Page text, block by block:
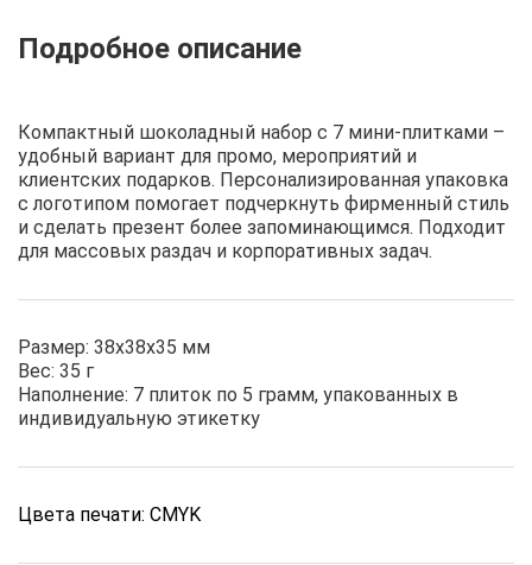
Описание Отзывы Рецепты
Компактный шоколадный набор с 7 мини-плитками –
удобный вариант для промо, мероприятий и
клиентских подарков. Персонализированная упаковка
с логотипом помогает подчеркнуть фирменный стиль
и сделать презент более запоминающимся. Подходит
для массовых раздач и корпоративных задач.
Размер: 38х38х35 мм
Вес: 35 г
Наполнение: 7 плиток по 5 грамм, упакованных в
индивидуальную этикетку
Цвета печати: CMYK